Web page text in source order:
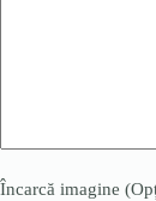
Încarcă imagine